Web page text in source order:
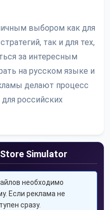
выбором как для
так и для тех,
за интересным
на русском языке и
делают процесс
российских
Simulator
необходимо
Если реклама не
сразу.